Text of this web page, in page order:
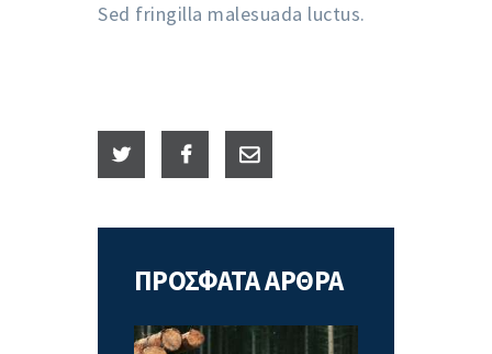
Sed fringilla malesuada luctus.
ΠΡΟΣΦΑΤΑ ΑΡΘΡΑ